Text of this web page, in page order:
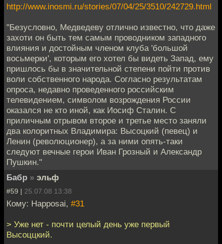
http://www.inosmi.ru/stories/07/04/25/3510/242729.html
"Безусловно, Медведеву отлично известно, что даже
захоти он быть тем самым проводником западного
влияния и достойным членом клуба 'большой
восьмерки', которым его хотел бы видеть Запад, ему
пришлось бы в значительной степени пойти против
воли собственного народа. Согласно результатам
опроса, недавно проведенного российским
телевидением, символом возрождения России
оказался не кто иной, как Иосиф Сталин. С
приличным отрывом второе и третье место заняли
два колоритных Владимира: Высоцкий (певец) и
Ленин (революционер), а за ними опять-таки
следуют вечные герои Иван Грозный и Александр
Пушкин."
Бабр » эльф
#59 | 25.07.08 13:38
Кому: Happosai, #31
> Уже нет - почти целый день уже первый
Высоццкий.